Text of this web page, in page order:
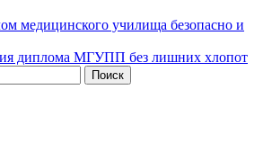
медицинского училища безопасно и
диплома МГУПП без лишних хлопот